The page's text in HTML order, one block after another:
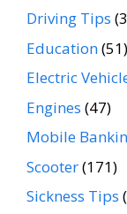
Driving Tips
Education(51)
Electric
Engines (47)
Mobile
Scooter(171)
Sickness Tips